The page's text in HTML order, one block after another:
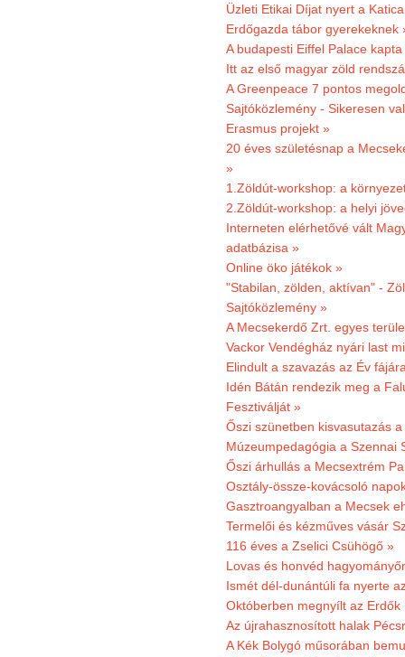
Üzleti Etikai Díjat nyert a
Erdőgazda tábor gyerekeknek
A budapesti Eiffel Palace
Itt az első magyar zöld
A Greenpeace 7 pontos
Sajtóközlemény - Sikeresen
Erasmus projekt »
20 éves születésnap a
»
1.Zöldút-workshop: a
2.Zöldút-workshop: a helyi
Interneten elérhetővé vált
adatbázisa »
Online öko játékok »
"Stabilan, zölden, aktívan" -
Sajtóközlemény »
A Mecsekerdő Zrt. egyes
Vackor Vendégház nyári last
Elindult a szavazás az Év
Idén Bátán rendezik meg a
Fesztiválját »
Őszi szünetben kisvasutazás
Múzeumpedagógia a Szennai
Őszi árhullás a Mecsextrém
Osztály-össze-kovácsoló
Gasztroangyalban a Mecsek
Termelői és kézműves vásár
116 éves a Zselici Csühögő »
Lovas és honvéd
Ismét dél-dunántúli fa nyerte
Októberben megnyílt az
Az újrahasznosított halak
A Kék Bolygó műsorában